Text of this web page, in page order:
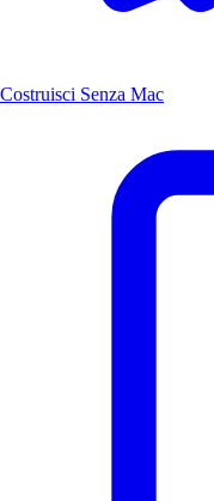
Costruisci Senza Mac